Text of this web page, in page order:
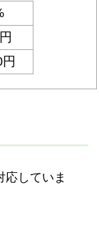
応していま